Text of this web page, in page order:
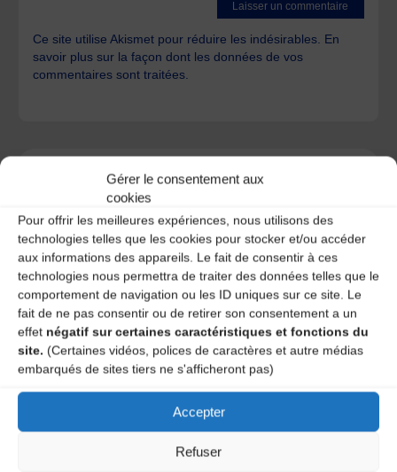
Gérer le consentement aux
cookies
Pour offrir les meilleures expériences, nous utilisons des
technologies telles que les cookies pour stocker et/ou accéder
aux informations des appareils. Le fait de consentir à ces
technologies nous permettra de traiter des données telles que le
comportement de navigation ou les ID uniques sur ce site. Le
fait de ne pas consentir ou de retirer son consentement a un
effet négatif sur certaines caractéristiques et fonctions du
site. (Certaines vidéos, polices de caractères et autre médias
embarqués de sites tiers ne s'afficheront pas)
Accepter
Refuser
Ce site utilise Akismet pour réduire les indésirables. En
savoir plus sur la façon dont les données de vos
commentaires sont traitées.
A DECOUVRIR :
Le distributeur des musiques Trad'